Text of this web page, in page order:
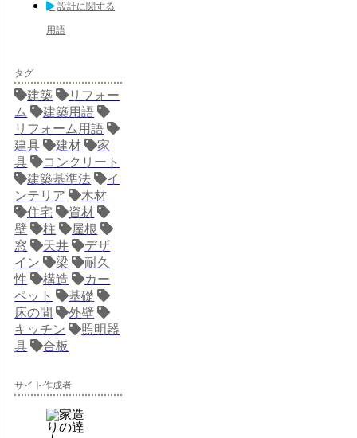
設計に関する
用語
タグ
建築
リフォー
ム
建築用語
リフォーム用語
建具
建材
家
具
コンクリート
建築基準法
イ
ンテリア
木材
住宅
資材
壁
柱
屋根
窓
天井
デザ
イン
梁
耐久
性
構造
カー
ペット
基礎
床の間
外壁
キッチン
照明器
具
合板
サイト作成者